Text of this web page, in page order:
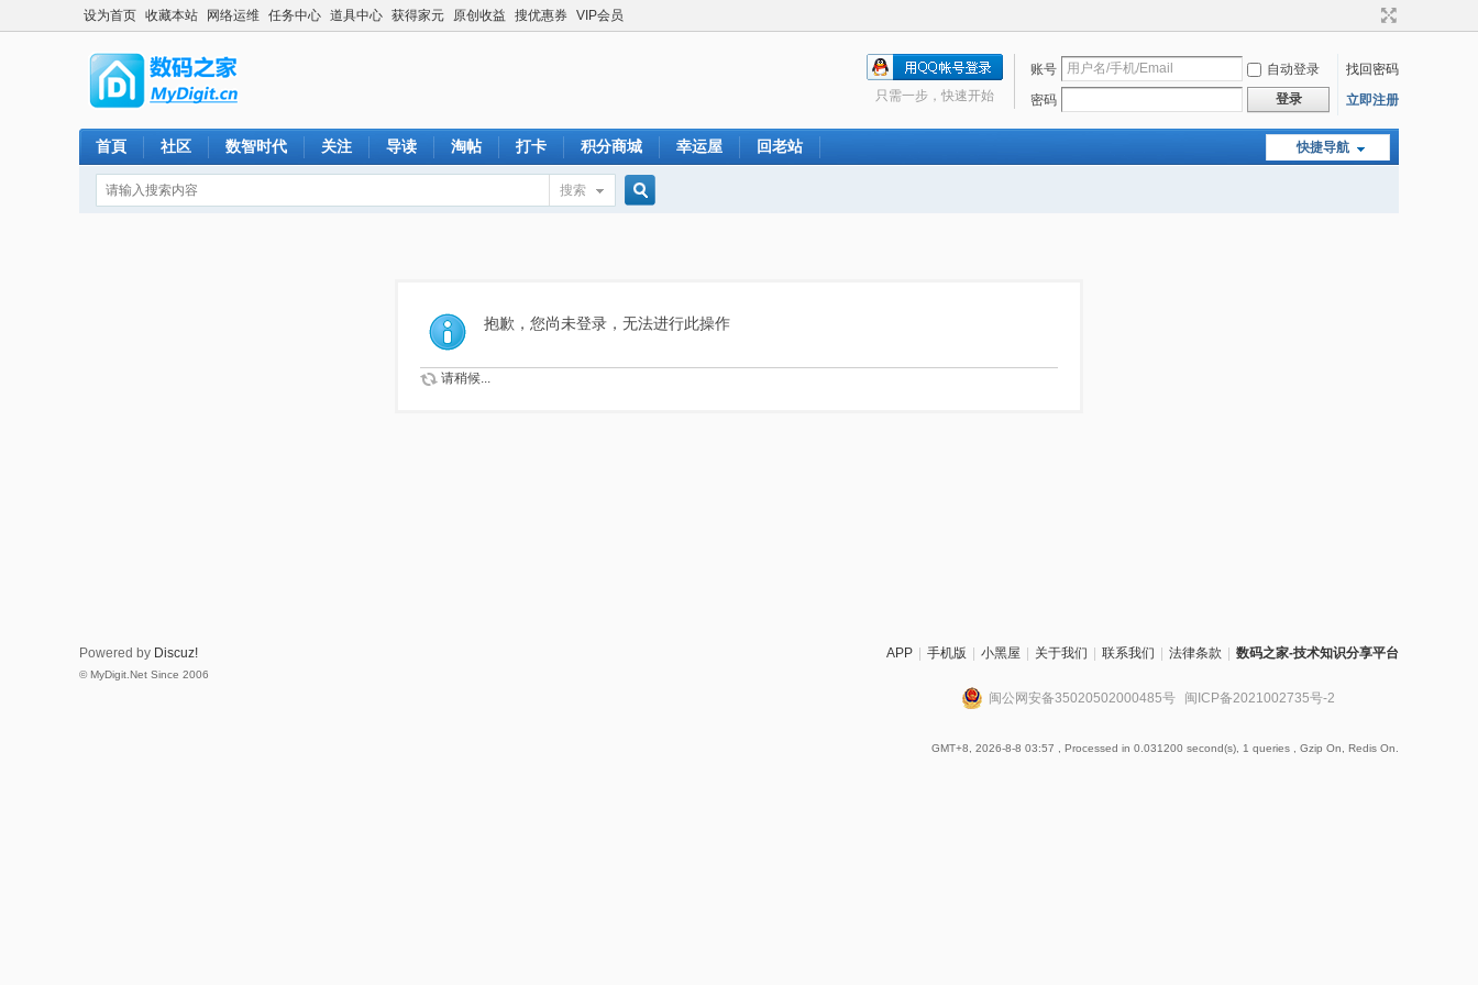
设为首页 收藏本站 网络运维 任务中心 道具中心 获得家元 原创收益 搜优惠券 VIP会员
账号 自动登录
找回密码
密码
登录 立即注册
只需一步，快速开始
快捷导航
首頁 社区 数智时代 关注 导读 淘帖 打卡 积分商城 幸运屋 回老站
搜索
索
抱歉，您尚未登录，无法进行此操作
请稍候...
APP 手机版 小黑屋 关于我们 联系我们 法律条款 数码之家-技术知识分享平台
闽公网安备35020502000485号 闽ICP备2021002735号-2
GMT+8, 2026-8-8 03:57 , Processed in 0.031200 second(s), 1 queries , Gzip On, Redis On.
Powered by Discuz!
© MyDigit.Net Since 2006